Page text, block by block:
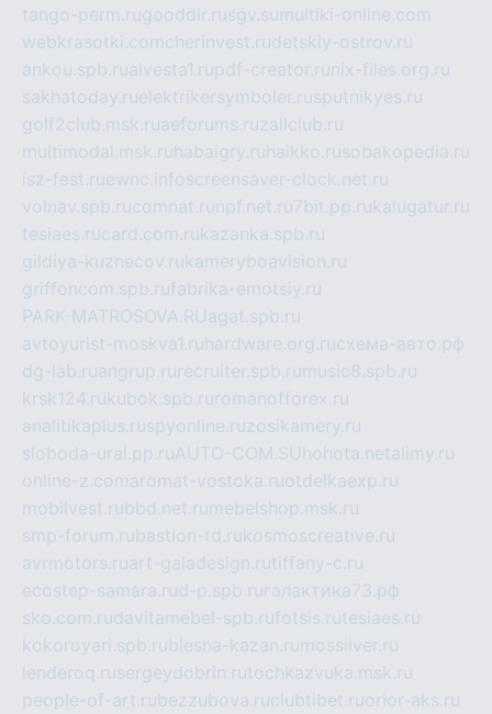
tango-perm.rugooddir.rusgv.su multiki-online.com
webkrasotki.comcherinvest.rudetskiy-ostrov.ru
ankou.spb.rualvesta1.rupdf-creator.ru nix-files.org.ru
sakhatoday.ruelektrikersymboler.rusputnikyes.ru
golf2club.msk.ruaeforums.ruzallclub.ru
multimodal.msk.ru habaigry.ru haikko.rusobakopedia.ru
isz-fest.ruewnc.infoscreensaver-clock.net.ru
volnav.spb.rucomnat.ru npf.net.ru7bit.pp.rukalugatur.ru
tesiaes.rucard.com.rukazanka.spb.ru
gildiya-kuznecov.rukameryboavision.ru
griffoncom.spb.rufabrika-emotsiy.ru
PARK-MATROSOVA.RUagat.spb.ru
avtoyurist-moskva1.ru hardware.org.ruсхема-авто.рф
dg-lab.ruangrup.ru recruiter.spb.ru music8.spb.ru
krsk124.rukubok.spb.ru romanofforex.ru
analitikaplus.ruspyonline.ruzosikamery.ru
sloboda-ural.pp.ruAUTO-COM.SU hohota.netalimy.ru
online-z.comaromat-vostoka.ruotdelkaexp.ru
mobilvest.rubbd.net.ru mebelshop.msk.ru
smp-forum.rubastion-td.rukosmoscreative.ru
avrmotors.ruart-galadesign.rutiffany-c.ru
ecostep-samara.rud-p.spb.ru галактика73.рф
sko.com.rudavitamebel-spb.rufotsis.rutesiaes.ru
kokoroyari.spb.rublesna-kazan.ru mossilver.ru
lenderoq.rusergeydobrin.rutochkazvuka.msk.ru
people-of-art.rubezzubova.ruclubtibet.ruorior-aks.ru